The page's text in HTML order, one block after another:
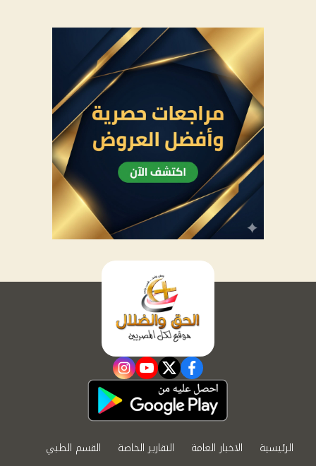
facebook
twitter
youtube
instagram
الرئيسية الاخبار العامة التقارير الخاصة
القسم الطبي